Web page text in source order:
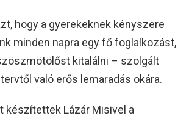
hogy a gyerekeknek kényszere
minden napra egy fő foglalkozást,
kitalálni – szolgált
való erős lemaradás okára.
készítettek Lázár Misivel a